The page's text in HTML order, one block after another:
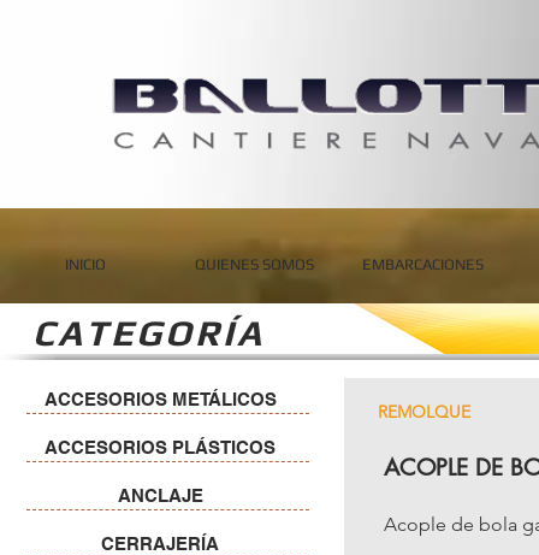
INICIO QUIENES SOMOS EMBARCACIONES
CATEGORÍA
ACCESORIOS METÁLICOS
ACCESORIOS PLÁSTICOS
ANCLAJE
CERRAJERÍA
REMOLQUE
ACOPLE DE
Acople de bola